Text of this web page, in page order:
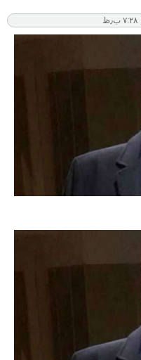
۷:۲۸ ب٫ظ